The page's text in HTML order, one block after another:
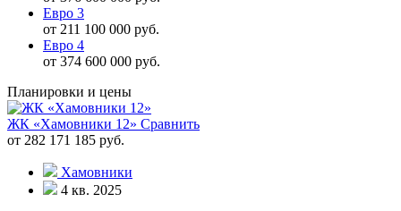
Евро 3
от 211 100 000 руб.
Евро 4
от 374 600 000 руб.
Планировки и цены
ЖК «Хамовники 12» Сравнить
от 282 171 185 руб.
Хамовники
4 кв. 2025